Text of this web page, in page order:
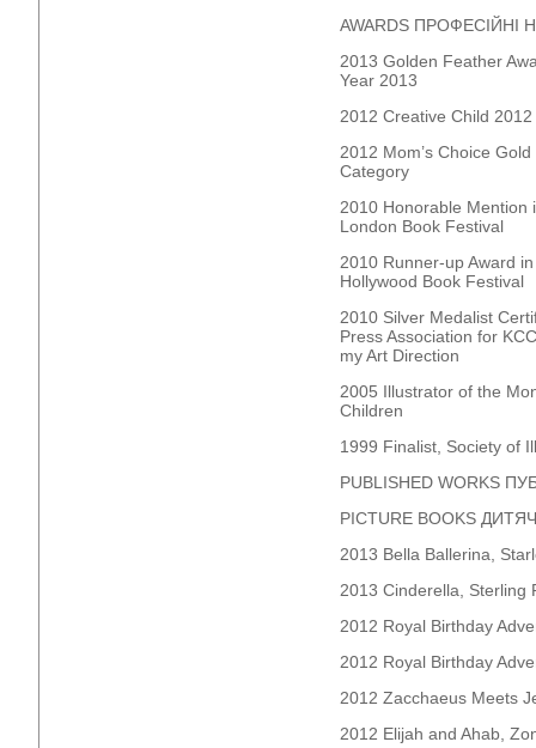
AWARDS ПРОФЕСІЙНІ
2013 Golden Feather
Year 2013
2012 Creative Child
2012 Mom’s Choice
Category
2010 Honorable Mention
London Book Festival
2010 Runner-up Award
Hollywood Book Festival
2010 Silver Medalist
Press Association for
my Art Direction
2005 Illustrator of the
Children
1999 Finalist, Society of
PUBLISHED WORKS
PICTURE BOOKS
2013 Bella Ballerina,
2013 Cinderella, Sterling
2012 Royal Birthday
2012 Royal Birthday
2012 Zacchaeus Meets
2012 Elijah and Ahab,